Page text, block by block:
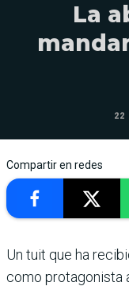
La
22
Compartir en redes
Un tuit que ha
como protagonista